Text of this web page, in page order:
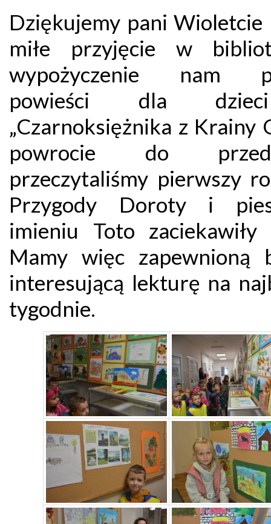
Dziękujemy pani Wioletcie
miłe przyjęcie w
wypożyczenie nam
powieści dla
„Czarnoksiężnika z Krainy
powrocie do
przeczytaliśmy pierwszy
Przygody Doroty i
imieniu Toto zaciekawiły
Mamy więc zapewnioną
interesującą lekturę na
tygodnie.